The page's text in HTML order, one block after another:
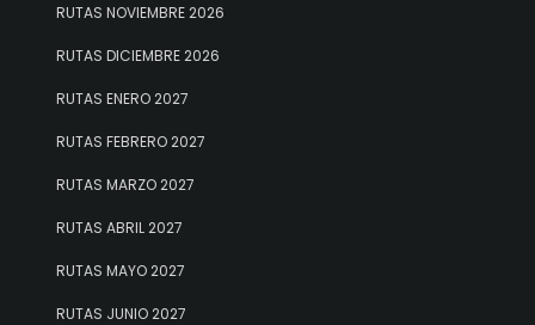
RUTAS NOVIEMBRE 2026
RUTAS DICIEMBRE 2026
RUTAS ENERO 2027
RUTAS FEBRERO 2027
RUTAS MARZO 2027
RUTAS ABRIL 2027
RUTAS MAYO 2027
RUTAS JUNIO 2027